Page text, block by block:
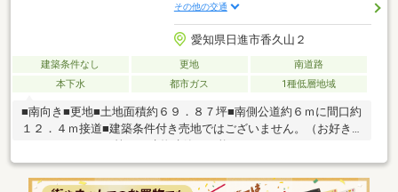
その他の交通
愛知県日進市香久山２
建築条件なし 更地
南道路
本下水
都市ガス 1種低層地域
■南向き■更地■土地面積約６９．８７坪■南側公道約６ｍに間口約
１２．４ｍ接道■建築条件付き売地ではございません。（お好き